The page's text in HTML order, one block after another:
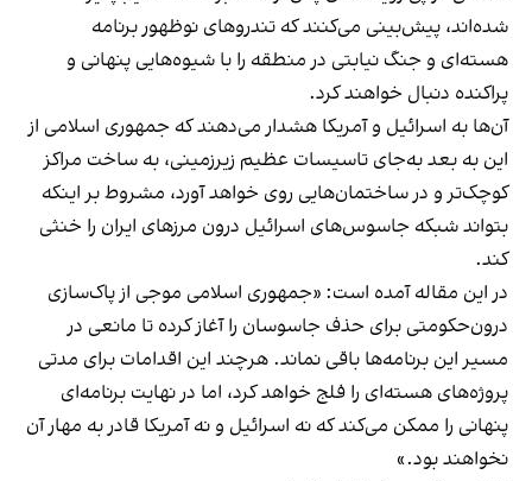
شده‌اند، پیش‌بینی می‌کنند که تندروهای نوظهور برنامه
هسته‌ای و جنگ نیابتی در منطقه را با شیوه‌هایی پنهانی و
پراکنده دنبال خواهند کرد.
آن‌ها به اسرائیل و آمریکا هشدار می‌دهند که جمهوری اسلامی از
این به بعد به‌جای تاسیسات عظیم زیرزمینی، به ساخت مراکز
کوچک‌تر و در ساختمان‌هایی روی خواهد آورد، مشروط بر اینکه
بتواند شبکه جاسوس‌های اسرائیل درون مرزهای ایران را خنثی
کند.
در این مقاله آمده است: «جمهوری اسلامی موجی از پاک‌سازی
درون‌حکومتی برای حذف جاسوسان را آغاز کرده تا مانعی در
مسیر این برنامه‌ها باقی نماند. هرچند این اقدامات برای مدتی
پروژه‌های هسته‌ای را فلج خواهد کرد، اما در نهایت برنامه‌ای
پنهانی را ممکن می‌کند که نه اسرائیل و نه آمریکا قادر به مهار آن
نخواهند بود.»